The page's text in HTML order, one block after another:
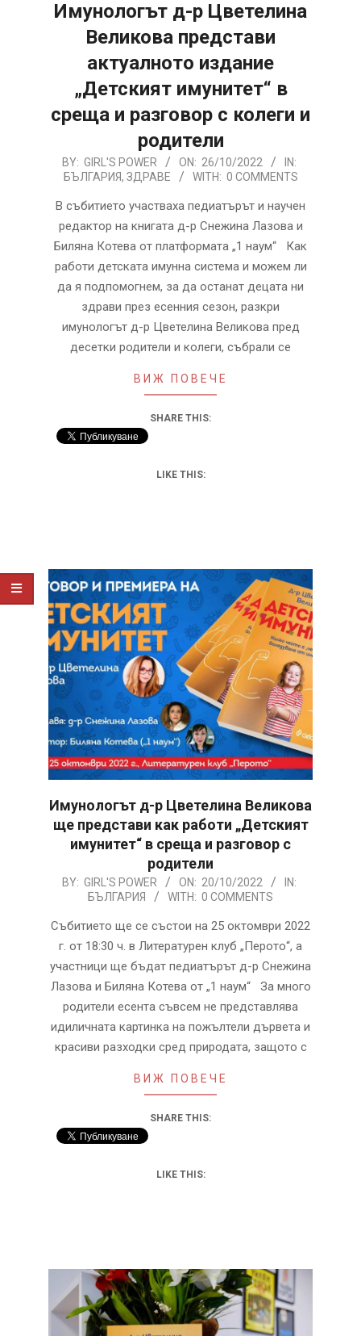
Имунологът д-р Цветелина
Великова представи
актуалното издание
„Детският имунитет“ в
среща и разговор с колеги и
родители
2022-
10-
26
BY: GIRL'S POWER ON: 26/10/2022
IN:
БЪЛГАРИЯ, ЗДРАВЕ WITH: 0 COMMENTS
В събитието участваха педиатърът и научен
редактор на книгата д-р Снежина Лазова и
Биляна Котева от платформата „1 наум“ Как
работи детската имунна система и можем ли
да я подпомогнем, за да останат децата ни
здрави през есенния сезон, разкри
имунологът д-р Цветелина Великова пред
десетки родители и колеги, събрали се
ВИЖ ПОВЕЧЕ
SHARE THIS:
LIKE THIS:
Имунологът д-р Цветелина Великова
ще представи как работи „Детският
имунитет“ в среща и разговор с
родители
2022-
20
BY: GIRL'S POWER ON: 20/10/2022
IN:
БЪЛГАРИЯ
WITH: 0 COMMENTS
Събитието ще се състои на 25 октомври 2022
г. от 18:30 ч. в Литературен клуб „Перото“, а
участници ще бъдат педиатърът д-р Снежина
Лазова и Биляна Котева от „1 наум“ За много
родители есента съвсем не представлява
идиличната картинка на пожълтели дървета и
красиви разходки сред природата, защото с
ВИЖ ПОВЕЧЕ
SHARE THIS:
LIKE THIS: